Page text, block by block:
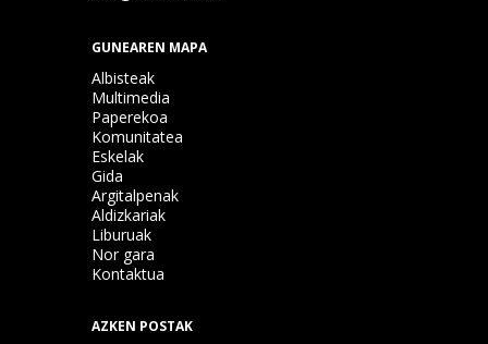
GUNEAREN MAPA
Albisteak
Multimedia
Paperekoa
Komunitatea
Eskelak
Gida
Argitalpenak
Aldizkariak
Liburuak
Nor gara
Kontaktua
AZKEN POSTAK